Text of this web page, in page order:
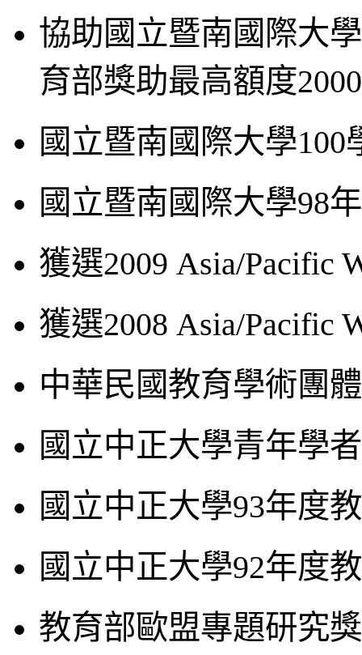
協助國立暨南國際大
育部獎助最高額度
國立暨南國際大學
國立暨南國際大學98
獲選2009 Asia/Pacific
獲選2008 Asia/Pacific
中華民國教育學術團
國立中正大學青年學
國立中正大學93年度
國立中正大學92年度
教育部歐盟專題研究